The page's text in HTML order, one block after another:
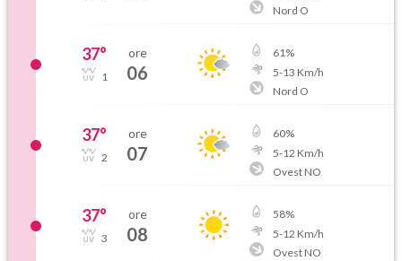
Nord O
37°
1
ore
06
61%
5-13 Km/h
Nord O
37°
2
ore
07
60%
5-12 Km/h
Ovest NO
37°
3
ore
08
58%
5-12 Km/h
Ovest NO